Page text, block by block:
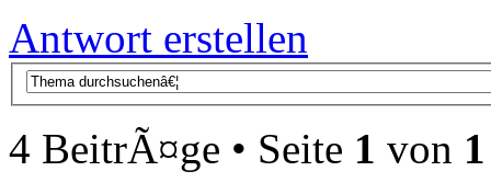
Antwort erstellen
4 BeitrÃ¤ge • Seite 1 von 1